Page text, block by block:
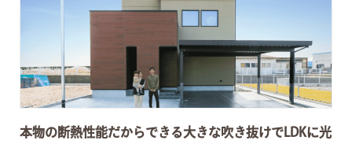
本物の断熱性能だからできる大きな吹き抜けでLDKに光